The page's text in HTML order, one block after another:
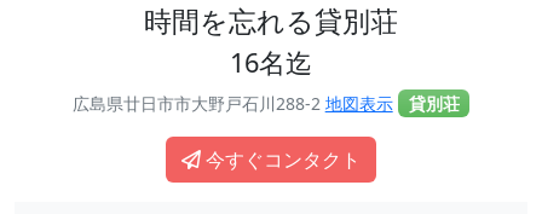
時間を忘れる貸別荘
16名迄
広島県廿日市市大野戸石川288-2 地図表示 貸別荘
今すぐコンタクト